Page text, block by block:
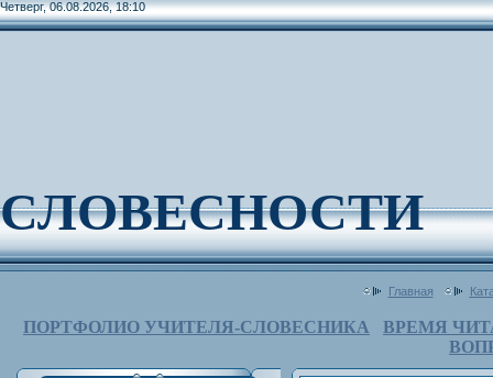
Четверг, 06.08.2026, 18:10
СЛОВЕСНОСТИ
Главная
ПОРТФОЛИО УЧИТЕЛЯ-СЛОВЕСНИКА
ВРЕМЯ